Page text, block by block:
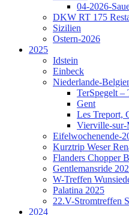
04-2026-
DKW RT 175
Sizilien
Ostern-2026
2025
Idstein
Einbeck
Niederlande-
TerSpegelt –
Gent
Les Treport,
Vierville-sur-
Eifelwochenende-
Kurztrip Weser
Flanders Chopper
Gentlemansride
W-Treffen
Palatina 2025
22.V-Stromtreffen
2024